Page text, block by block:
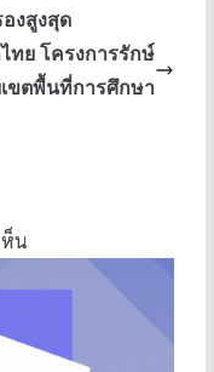
งสูงสุด
ทย โครงการรักษ์
ขตพื้นที่การศึกษา
น